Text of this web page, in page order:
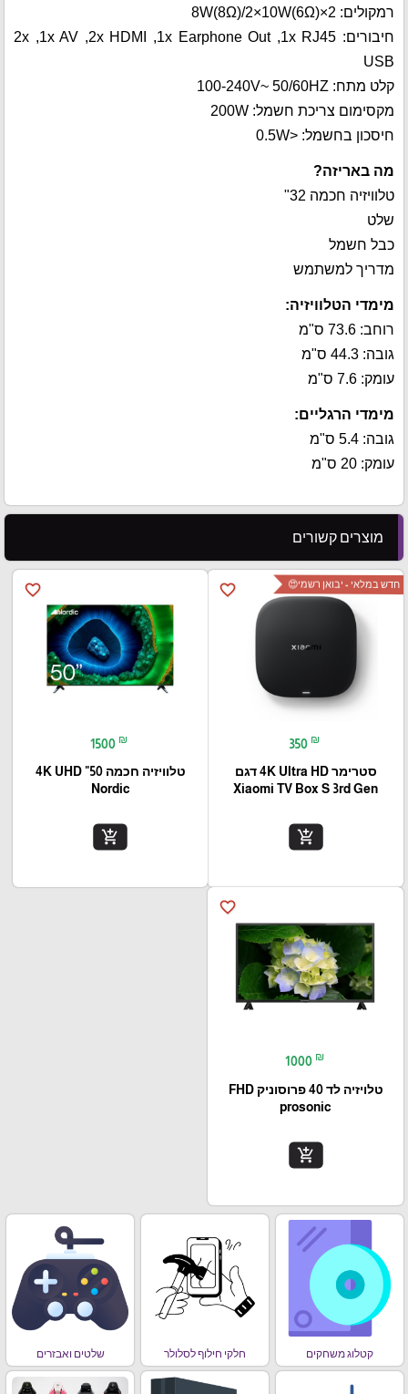
רמקולים: 2×8W(8Ω)/2×10W(6Ω)
חיבורים: 1x RJ45, ‏‏1x Earphone Out, ‏2x HDMI, ‏1x AV, ‏2x
USB
קלט מתח: 100-240V~ 50/60HZ
מקסימום צריכת חשמל: 200W
חיסכון בחשמל: <0.5W
מה באריזה?
טלוויזיה חכמה 32"
שלט
כבל חשמל
מדריך למשתמש
מימדי הטלוויזיה:
רוחב: 73.6 ס"מ
גובה: 44.3 ס"מ
עומק: 7.6 ס"מ
מימדי הרגליים:
גובה: 5.4 ס"מ
עומק: 20 ס"מ
מוצרים קשורים
favorite_border חדש במלאי - יבואן רשמי😍
350 ₪
סטרימר 4K Ultra HD דגם
Xiaomi TV Box S 3rd Gen
add_shopping_cart
favorite_border
1500 ₪
טלוויזיה חכמה 50" 4K UHD
add_shopping_cart
favorite_border
1000 ₪
טלויזיה לד 40 פרוסוניק FHD
prosonic
add_shopping_cart
קטלוג משחקים חלקי חילוף לסלולר שלטים ואבזרים